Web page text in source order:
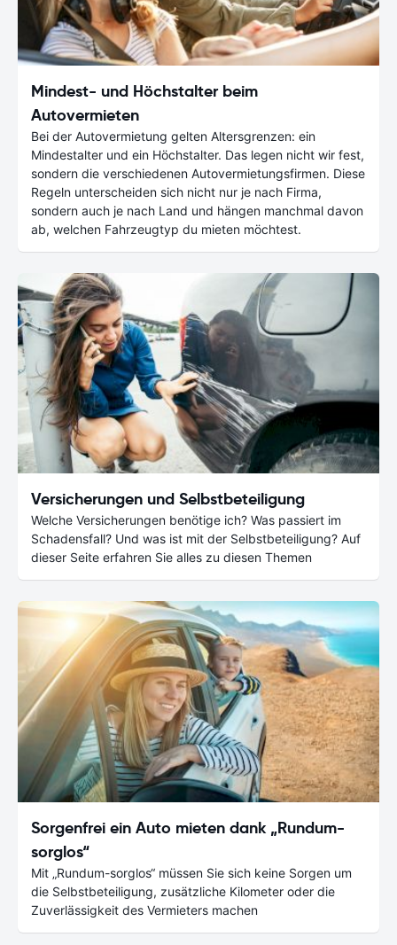
Mindest- und Höchstalter beim
Autovermieten
Bei der Autovermietung gelten Altersgrenzen: ein
Mindestalter und ein Höchstalter. Das legen nicht wir fest,
sondern die verschiedenen Autovermietungsfirmen. Diese
Regeln unterscheiden sich nicht nur je nach Firma,
sondern auch je nach Land und hängen manchmal davon
ab, welchen Fahrzeugtyp du mieten möchtest.
Versicherungen und Selbstbeteiligung
Welche Versicherungen benötige ich? Was passiert im
Schadensfall? Und was ist mit der Selbstbeteiligung? Auf
dieser Seite erfahren Sie alles zu diesen Themen
Sorgenfrei ein Auto mieten dank „Rundum-
sorglos“
Mit „Rundum-sorglos“ müssen Sie sich keine Sorgen um
die Selbstbeteiligung, zusätzliche Kilometer oder die
Zuverlässigkeit des Vermieters machen